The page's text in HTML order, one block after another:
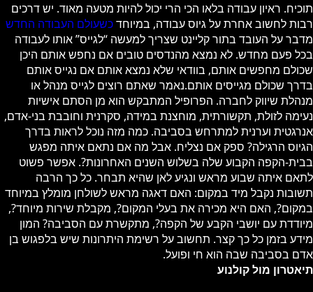
תוכיח. ראיון עבודה בלאו הכי הרי יכול להיות מטעה מאוד. יש דרכים
רבות לחשוב אחרת על גיוס עבודה, במיוחדכשעולם העבודה החדש
מדבר על העובד בתור קליינט שצריך למעשה “לגייס” אותו לעבודה
בכל פעם מחדש. לא נמצא מהנדסים טובים אם נחפש אותם היכן
שכולם מחפשים אותם, בוודאי שלא נמצא אותם אם נגייס אותם
בדרך שכולם מגייסים אותם.נאמר שאתם רוצים לגייס מנהל או
מנהלת שיווק לחברה. הפרופיל המתבקש הוא מן הסתם אישיות
נעימה לזולת, תקשורתית, מוחצנת במידה, סקרנית וחובבת בני-אדם,
אנרגטית וערנית למתרחש בסביבה. כמה מזה נוכל לראות בדרך
הגיוס הרגילה? ספק אם נצליח. אבל מה אם נתאם איתה מפגש
בבית-הקפה הקבוע שלה בשלוש השנים האחרונות?. אפשר פשוט
לתאם איתה שבוע מראש ונגיע לאן שהיא תבחר. כל כך הרבה
תשובות נקבל מיד במקום: האם דאגה מראש לשולחן מומלץ במיוחד
במקום?, האם היא מכירה את בעלי המקום?, מקבלת שירות מיוחד?,
מיודדת עם יושבי הקבע של הקפה?, מתקשרת עם הסביבה? המון
מידע בזמן כל כך קצר. תחשוב על רשימת היתרונות שיש בלפגוש בן
אדם בסביבה שבה הוא חי ופועל.
תיאטרון מול קולנוע